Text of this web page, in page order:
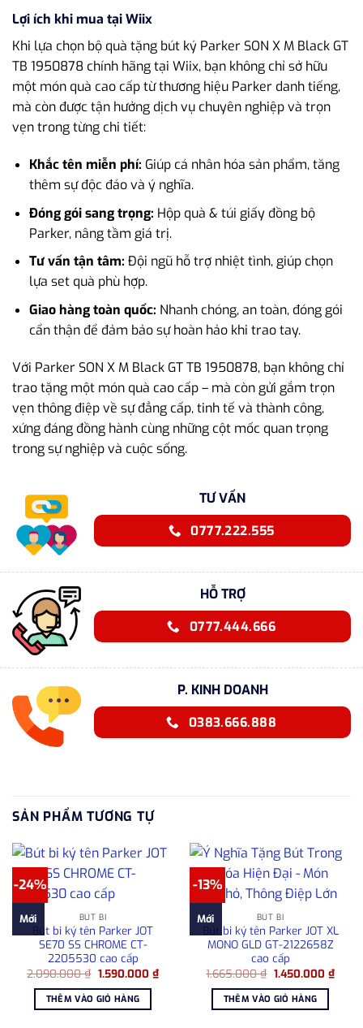
Lợi ích khi mua tại Wiix
Khi lựa chọn bộ quà tặng bút ký Parker SON X M Black GT
TB 1950878 chính hãng tại Wiix, bạn không chỉ sở hữu
một món quà cao cấp từ thương hiệu Parker danh tiếng,
mà còn được tận hưởng dịch vụ chuyên nghiệp và trọn
vẹn trong từng chi tiết:
Khắc tên miễn phí: Giúp cá nhân hóa sản phẩm, tăng
thêm sự độc đáo và ý nghĩa.
Đóng gói sang trọng: Hộp quà & túi giấy đồng bộ
Parker, nâng tầm giá trị.
Tư vấn tận tâm: Đội ngũ hỗ trợ nhiệt tình, giúp chọn
lựa set quà phù hợp.
Giao hàng toàn quốc: Nhanh chóng, an toàn, đóng gói
cẩn thận để đảm bảo sự hoàn hảo khi trao tay.
Với Parker SON X M Black GT TB 1950878, bạn không chỉ
trao tặng một món quà cao cấp – mà còn gửi gắm trọn
vẹn thông điệp về sự đẳng cấp, tinh tế và thành công,
xứng đáng đồng hành cùng những cột mốc quan trọng
trong sự nghiệp và cuộc sống.
TƯ VẤN
0777.222.555
HỖ TRỢ
0777.444.666
P. KINH DOANH
0383.666.888
SẢN PHẨM TƯƠNG TỰ
-24%
Mới BÚT BI
Bút bi ký tên Parker JOT
SE70 SS CHROME CT-
2205530 cao cấp
2.090.000₫ Giá
là:
2.090.000 ₫.
1.590.000 ₫Giá
hiện
1.590.000 ₫.
THÊM VÀO GIỎ HÀNG
-13%
Mới BÚT BI
Bút bi ký tên Parker JOT XL
MONO GLD GT-2122658Z
cao cấp
1.665.000₫ Giá
là:
1.665.000 ₫.
1.450.000 ₫Giá
hiện
THÊM VÀO GIỎ HÀNG